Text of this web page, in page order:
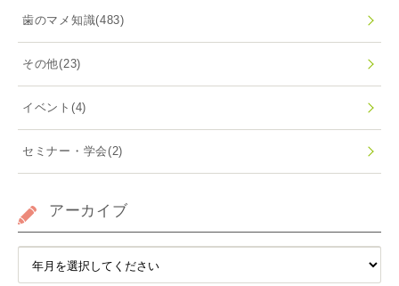
歯のマメ知識(483)
その他(23)
イベント (4)
セミナー・学会(2)
アーカイブ